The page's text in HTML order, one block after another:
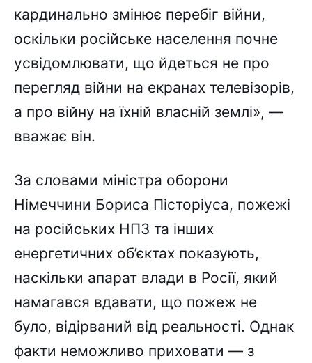
кардинально змінює перебіг війни,
оскільки російське населення почне
усвідомлювати, що йдеться не про
перегляд війни на екранах телевізорів,
а про війну на їхній власній землі», —
вважає він.
За словами міністра оборони
Німеччини Бориса Пісторіуса, пожежі
на російських НПЗ та інших
енергетичних об’єктах показують,
наскільки апарат влади в Росії, який
намагався вдавати, що пожеж не
було, відірваний від реальності. Однак
факти неможливо приховати — з